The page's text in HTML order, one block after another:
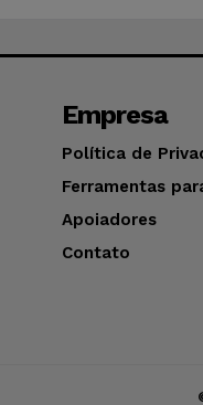
Empresa
Política de
Ferramentas
Apoiadores
Contato